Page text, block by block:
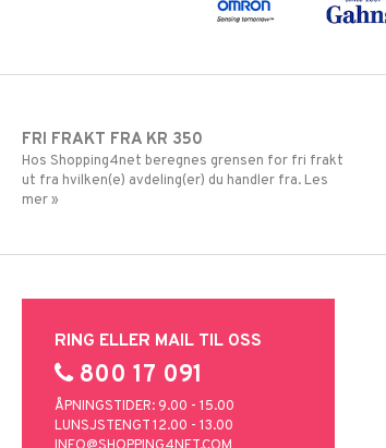
FRI FRAKT FRA KR 350
Hos Shopping4net beregnes grensen for fri frakt
ut fra hvilken(e) avdeling(er) du handler fra. Les
mer »
RING ELLER MAIL TIL OSS
800 17 091
ÅPNINGSTIDER: 9.00 - 15.00
LUNSJSTENGT 12.00 - 13.00